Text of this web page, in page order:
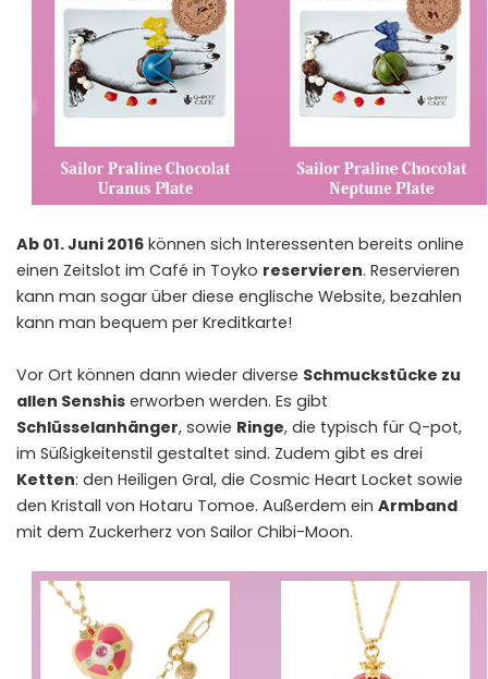
Ab 01. Juni 2016 können sich Interessenten bereits online
einen Zeitslot im Café in Toyko reservieren. Reservieren
kann man sogar über diese englische Website, bezahlen
kann man bequem per Kreditkarte!
Vor Ort können dann wieder diverse Schmuckstücke zu
allen Senshis erworben werden. Es gibt
Schlüsselanhänger, sowie Ringe, die typisch für Q-pot,
im Süßigkeitenstil gestaltet sind. Zudem gibt es drei
Ketten: den Heiligen Gral, die Cosmic Heart Locket sowie
den Kristall von Hotaru Tomoe. Außerdem ein Armband
mit dem Zuckerherz von Sailor Chibi-Moon.